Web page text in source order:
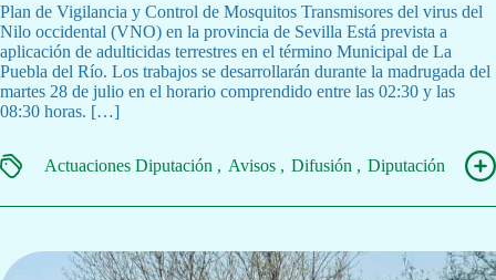
Plan de Vigilancia y Control de Mosquitos Transmisores del virus del
Nilo occidental (VNO) en la provincia de Sevilla Está prevista a
aplicación de adulticidas terrestres en el término Municipal de La
Puebla del Río. Los trabajos se desarrollarán durante la madrugada del
martes 28 de julio en el horario comprendido entre las 02:30 y las
08:30 horas. […]
Actuaciones Diputación Avisos Difusión Diputación